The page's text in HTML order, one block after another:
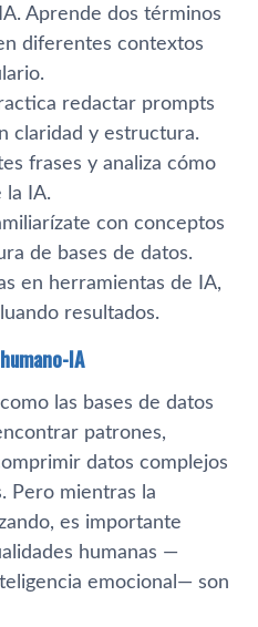
Aprende dos términos
diferentes contextos
redactar prompts
claridad y estructura.
frases y analiza cómo
la IA.
con conceptos
de bases de datos.
en herramientas de IA,
resultados.
IA
las bases de datos
patrones,
datos complejos
Pero mientras la
es importante
humanas —
emocional— son